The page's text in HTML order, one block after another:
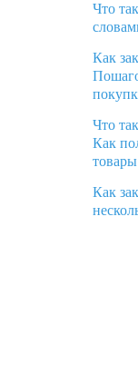
Что
Как
Что
Как
Как